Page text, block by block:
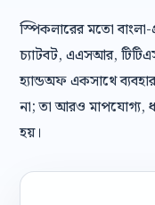
স্পিকলারের মতো
চ্যাটবট, এএসআর,
হ্যান্ডঅফ একসাথে
না; তা আরও মাপযোগ্য,
হয়।